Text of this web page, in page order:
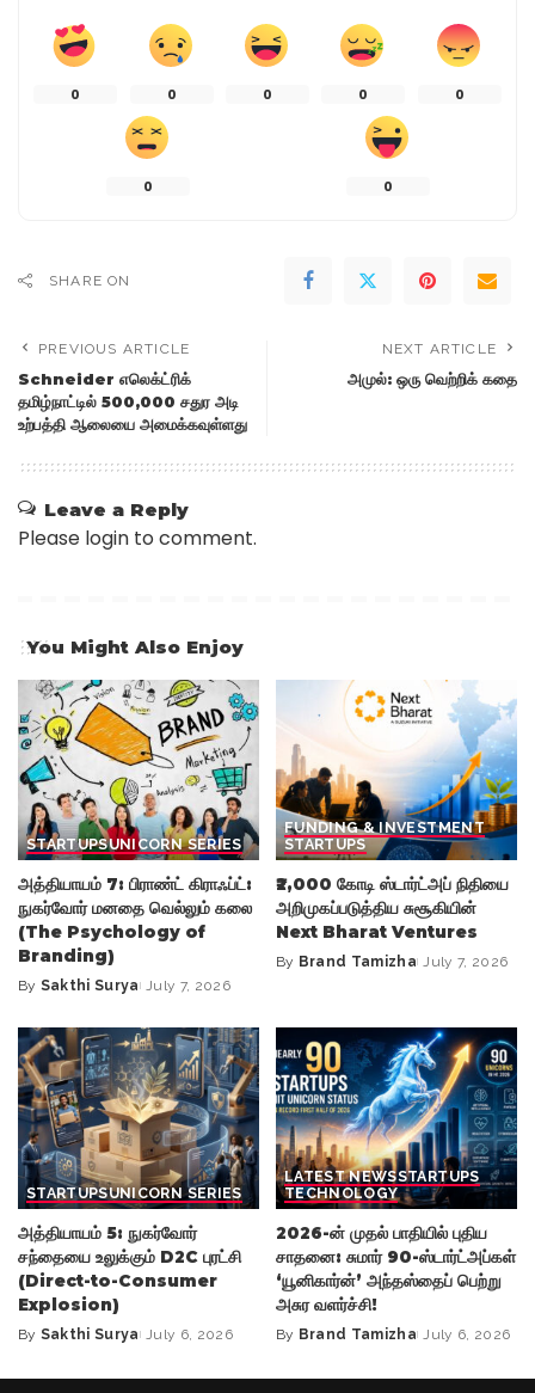
0 0 0 0 0
0 0
SHARE ON
PREVIOUS ARTICLE
Schneider எலெக்ட்ரிக்
தமிழ்நாட்டில் 500,000 சதுர அடி
உற்பத்தி ஆலையை அமைக்கவுள்ளது
NEXT ARTICLE
அமுல்: ஒரு வெற்றிக் கதை
Leave a Reply
Please login to comment.
You Might Also Enjoy
STARTUPSUNICORN SERIES
அத்தியாயம் 7: பிராண்ட் கிராஃப்ட்:
நுகர்வோர் மனதை வெல்லும் கலை
(The Psychology of
Branding)
Posted
By Sakthi Surya July 7, 2026
FUNDING & INVESTMENT
STARTUPS
₹2,000 கோடி ஸ்டார்ட்அப் நிதியை
அறிமுகப்படுத்திய சுசூகியின்
Next Bharat Ventures
Posted
By Brand Tamizha July 7, 2026
STARTUPSUNICORN SERIES
அத்தியாயம் 5: நுகர்வோர்
சந்தையை உலுக்கும் D2C புரட்சி
(Direct-to-Consumer
Explosion)
Posted
By Sakthi Surya July 6, 2026
LATEST NEWSSTARTUPS
TECHNOLOGY
2026-ன் முதல் பாதியில் புதிய
சாதனை: சுமார் 90-ஸ்டார்ட்அப்கள்
‘யூனிகார்ன்’ அந்தஸ்தைப் பெற்று
அசுர வளர்ச்சி!
Posted
By Brand Tamizha July 6, 2026